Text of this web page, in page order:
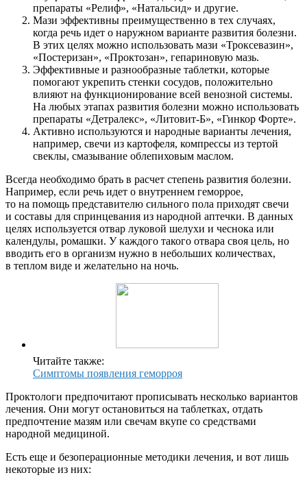
препараты «Релиф», «Натальсид» и другие.
Мази эффективны преимущественно в тех случаях,
когда речь идет о наружном варианте развития болезни.
В этих целях можно использовать мази «Троксевазин»,
«Постеризан», «Проктозан», гепариновую мазь.
Эффективные и разнообразные таблетки, которые
помогают укрепить стенки сосудов, положительно
влияют на функционирование всей венозной системы.
На любых этапах развития болезни можно использовать
препараты «Детралекс», «Литовит-Б», «Гинкор Форте».
Активно используются и народные варианты лечения,
например, свечи из картофеля, компрессы из тертой
свеклы, смазывание облепиховым маслом.
Всегда необходимо брать в расчет степень развития болезни.
Например, если речь идет о внутреннем геморрое,
то на помощь представителю сильного пола приходят свечи
и составы для спринцевания из народной аптечки. В данных
целях используется отвар луковой шелухи и чеснока или
календулы, ромашки. У каждого такого отвара своя цель, но
вводить его в организм нужно в небольших количествах,
в теплом виде и желательно на ночь.
Читайте также:
Симптомы появления геморроя
Проктологи предпочитают прописывать несколько вариантов
лечения. Они могут остановиться на таблетках, отдать
предпочтение мазям или свечам вкупе со средствами
народной медициной.
Есть еще и безоперационные методики лечения, и вот лишь
некоторые из них: